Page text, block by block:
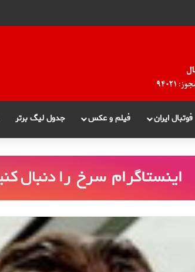
فوتبال ایران فیلم و عکس جدول لیگ برتر